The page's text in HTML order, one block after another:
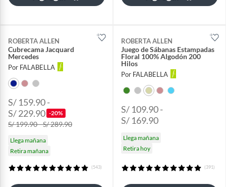
ROBERTA ALLEN
Cubrecama Jacquard
Mercedes
Por FALABELLA
S/ 159.90 -
S/ 229.90 -20%
S/ 199.90 - S/ 289.90
Llega mañana
Retira mañana
(543)
ROBERTA ALLEN
Juego de Sábanas Estampadas
Floral 100% Algodón 200
Hilos
Por FALABELLA
S/ 109.90 -
S/ 169.90
Llega mañana
Retira hoy
(391)